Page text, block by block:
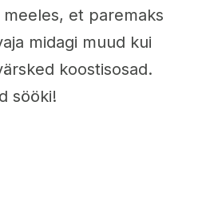
et paremaks
midagi muud kui
koostisosad.
sööki!